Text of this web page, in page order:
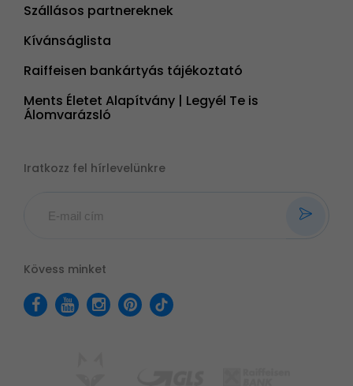
Szállásos partnereknek
Kívánságlista
Raiffeisen bankártyás tájékoztató
Ments Életet Alapítvány | Legyél Te is
Álomvarázsló
Iratkozz fel hírlevelünkre
Kövess minket